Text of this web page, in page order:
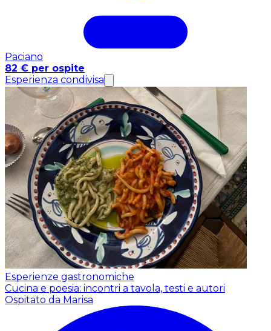
Paciano
82 € per ospite
Esperienza condivisa
Esperienze gastronomiche
Cucina e poesia: incontri a tavola, testi e autori
Ospitato da Marisa